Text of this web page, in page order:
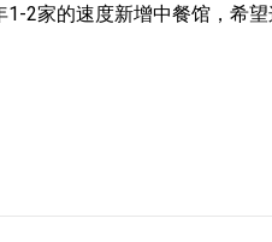
1-2家的速度新增中餐馆，希